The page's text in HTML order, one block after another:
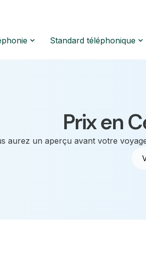
Standard téléphonique
Prix en
aurez un aperçu avant votre